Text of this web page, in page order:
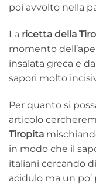
poi avvolto nella
La ricetta della
momento
insalata greca e
sapori molto
Per quanto si
articolo
Tiropita
in modo che il
italiani cercando
acidulo ma un po’